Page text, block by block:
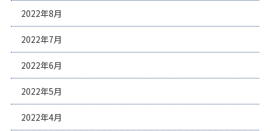
2022年8月
2022年7月
2022年6月
2022年5月
2022年4月